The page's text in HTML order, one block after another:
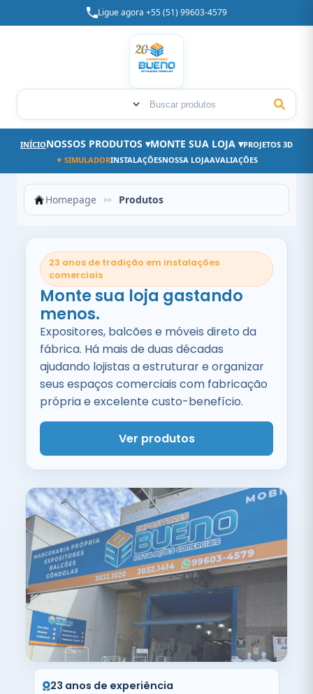
Ligue agora +55 (51) 99603-4579
Categoria
Buscar produtos
INÍCIONOSSOS PRODUTOS ▾MONTE SUA LOJA ▾PROJETOS 3D
✦ SIMULADORINSTALAÇÕESNOSSA LOJAAVALIAÇÕES
Homepage >> Produtos
23 anos de tradição em instalações
comerciais
Monte sua loja gastando
menos.
Expositores, balcões e móveis direto da
fábrica. Há mais de duas décadas
ajudando lojistas a estruturar e organizar
seus espaços comerciais com fabricação
própria e excelente custo-benefício.
Ver produtos
23 anos de experiência